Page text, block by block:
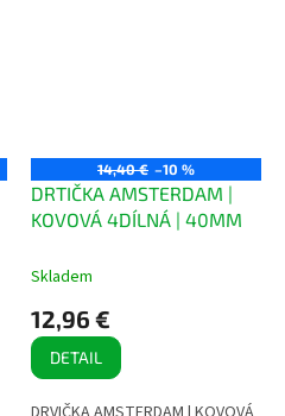
14,40 € –10 %
DRTIČKA AMSTERDAM |
KOVOVÁ 4DÍLNÁ | 40MM
Skladem
12,96 €
DETAIL